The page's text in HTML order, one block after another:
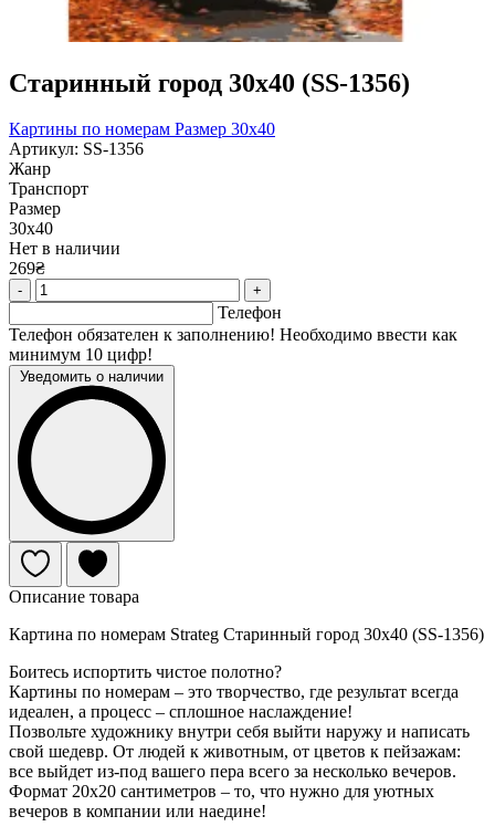
Старинный город 30х40 (SS-1356)
Картины по номерам Размер 30x40
Артикул: SS-1356
Жанр
Транспорт
Размер
30х40
Нет в наличии
269₴
- +
Телефон
Телефон обязателен к заполнению! Необходимо ввести как
минимум 10 цифр!
Уведомить о наличии
Описание товара
Картина по номерам Strateg Старинный город 30х40 (SS-1356)
Боитесь испортить чистое полотно?
Картины по номерам – это творчество, где результат всегда
идеален, а процесс – сплошное наслаждение!
Позвольте художнику внутри себя выйти наружу и написать
свой шедевр. От людей к животным, от цветов к пейзажам:
все выйдет из-под вашего пера всего за несколько вечеров.
Формат 20х20 сантиметров – то, что нужно для уютных
вечеров в компании или наедине!